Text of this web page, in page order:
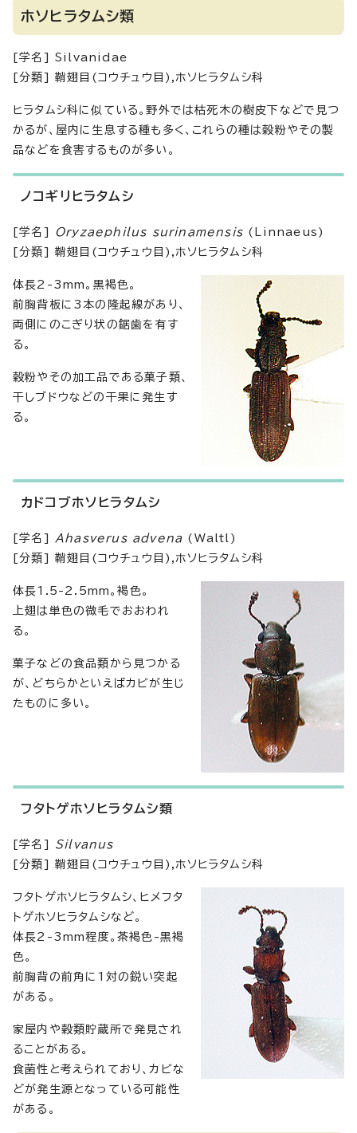
ホソヒラタムシ類
[学名] Silvanidae
[分類] 鞘翅目(コウチュウ目),ホソヒラタムシ科
ヒラタムシ科に似ている。野外では枯死木の樹皮下などで見つ
かるが、屋内に生息する種も多く、これらの種は穀粉やその製
品などを食害するものが多い。
ノコギリヒラタムシ
[学名] Oryzaephilus surinamensis (Linnaeus)
[分類] 鞘翅目(コウチュウ目),ホソヒラタムシ科
体長2-3mm。黒褐色。
前胸背板に3本の隆起線があり、
両側にのこぎり状の鋸歯を有す
る。
穀粉やその加工品である菓子類、
干しブドウなどの干果に発生す
る。
カドコブホソヒラタムシ
[学名] Ahasverus advena (Waltl)
[分類] 鞘翅目(コウチュウ目),ホソヒラタムシ科
体長1.5-2.5mm。褐色。
上翅は単色の微毛でおおわれ
る。
菓子などの食品類から見つかる
が、どちらかといえばカビが生じ
たものに多い。
フタトゲホソヒラタムシ類
[学名] Silvanus
[分類] 鞘翅目(コウチュウ目),ホソヒラタムシ科
フタトゲホソヒラタムシ、ヒメフタ
トゲホソヒラタムシなど。
体長2-3mm程度。茶褐色-黒褐
色。
前胸背の前角に1対の鋭い突起
がある。
家屋内や穀類貯蔵所で発見され
ることがある。
食菌性と考えられており、カビな
どが発生源となっている可能性
がある。